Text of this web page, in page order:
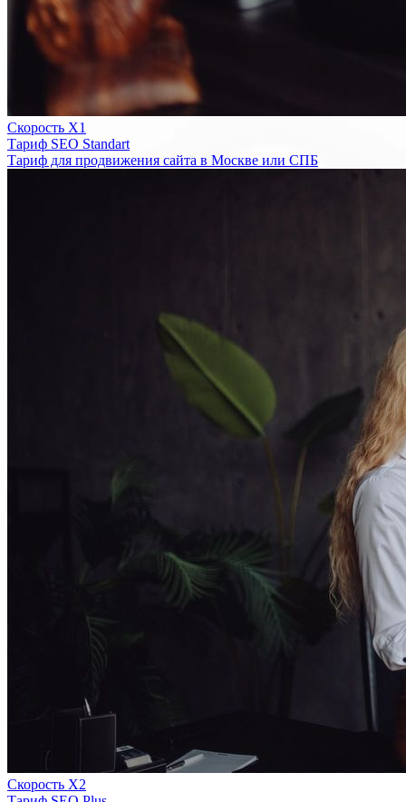
Скорость Х1
Тариф SEO Standart
Тариф для продвижения сайта в Москве или СПБ
Скорость Х2